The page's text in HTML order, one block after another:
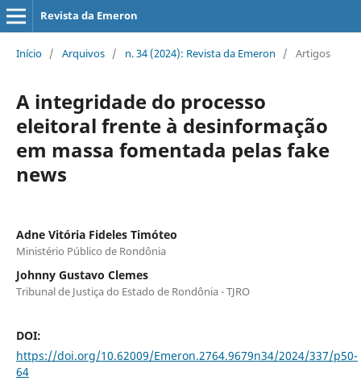
Revista da Emeron
Início / Arquivos / n. 34 (2024): Revista da Emeron / Artigos
A integridade do processo
eleitoral frente à desinformação
em massa fomentada pelas fake
news
Adne Vitória Fideles Timóteo
Ministério Público de Rondônia
Johnny Gustavo Clemes
Tribunal de Justiça do Estado de Rondônia - TJRO
DOI:
https://doi.org/10.62009/Emeron.2764.9679n34/2024/337/p50-
64